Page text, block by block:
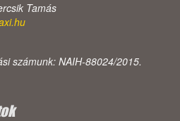
Tamás
számunk: NAIH-88024/2015.